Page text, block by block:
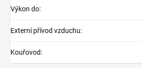
Výkon do:
Externí přívod vzduchu:
Kouřovod: